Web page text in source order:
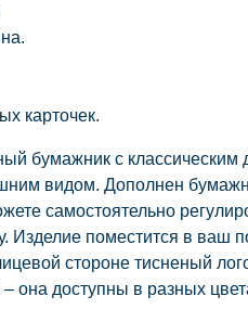
карточек.
бумажник с классическим
видом. Дополнен
самостоятельно
поместится в ваш
стороне тисненый
она доступны в разных